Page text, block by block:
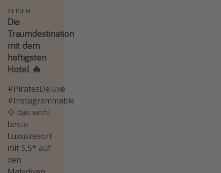
Reisethemen
Alle Reisethemen
Städtereisen
Strandurlaub
Wellnessurlaub
Abenteuerurlaub
Kurzurlaub
Skiurlaub
Weitere Themen
REISEN
Die
Traumdestination
mit dem
heftigsten
Hotel 🔥
#PiratesDeluxe
#Instagrammable
💎 das wohl
beste
Luxusresort
mit 5,5* auf
den